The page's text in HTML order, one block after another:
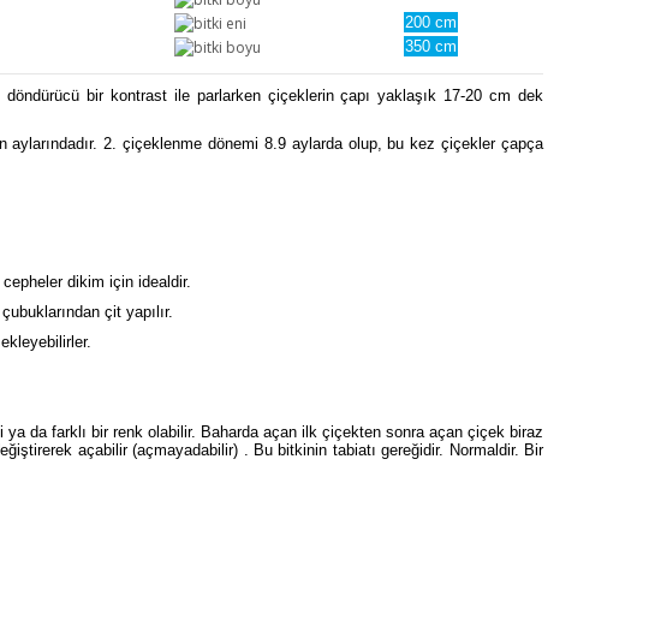
200 cm
350 cm
bir kontrast ile parlarken çiçeklerin çapı yaklaşık 17-20 cm dek
2. çiçeklenme dönemi 8.9 aylarda olup, bu kez çiçekler çapça
dikim için idealdir.
çit yapılır.
da farklı bir renk olabilir. Baharda açan ilk çiçekten sonra açan çiçek biraz
açabilir (açmayadabilir) . Bu bitkinin tabiatı gereğidir. Normaldir. Bir